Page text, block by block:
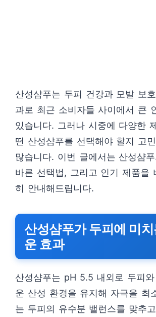
산성샴푸는 두피 건강과 모발 보
과로 최근 소비자들 사이에서 큰
있습니다. 그러나 시중에 다양한
떤 산성샴푸를 선택해야 할지 고
많습니다. 이번 글에서는 산성샴
바른 선택법, 그리고 인기 제품을
히 안내해드립니다.
산성샴푸가 두피에 미
운 효과
산성샴푸는 pH 5.5 내외로 두피
운 산성 환경을 유지해 자극을 최
는 두피의 유수분 밸런스를 맞추